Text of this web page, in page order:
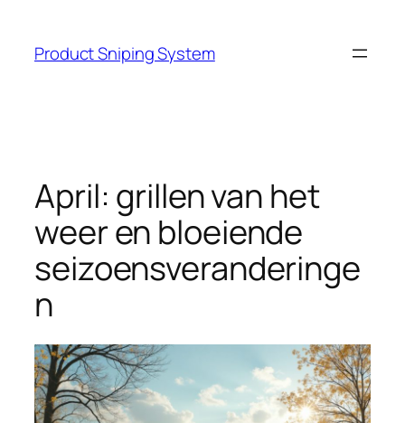
content
Product Sniping System
April: grillen van het
weer en bloeiende
seizoensveranderinge
n